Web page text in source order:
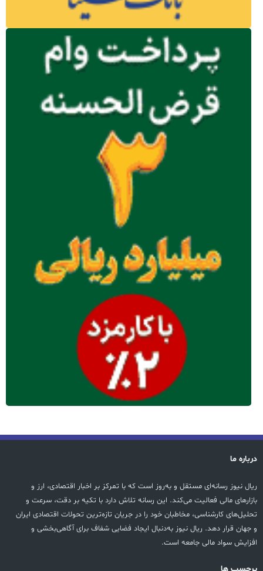
درباره ما
ریال نیوز رسانه‌ای مستقل و به‌روز است که با تمرکز بر اخبار اقتصادی، ارز و
بازارهای مالی فعالیت می‌کند. این رسانه تلاش دارد با تکیه بر دقت، سرعت و
تحلیل‌های کارشناسی، مخاطبان خود را در جریان تازه‌ترین تحولات اقتصادی ایران
و جهان قرار دهد. ریال نیوز به‌دنبال ایجاد فضایی شفاف برای آگاهی‌بخشی و
افزایش سواد مالی جامعه است.